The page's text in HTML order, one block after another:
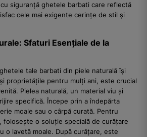
siguranță ghetele barbati care reflectă
cele mai exigente cerințe de stil și
Sfaturi Esențiale de la
tale barbati din piele naturală își
proprietățile pentru mulți ani, este crucial
Pielea naturală, un material viu și
specifică. Începe prin a îndepărta
moale sau o cârpă curată. Pentru
folosește o soluție specială de curățare
o lavetă moale. După curățare, este